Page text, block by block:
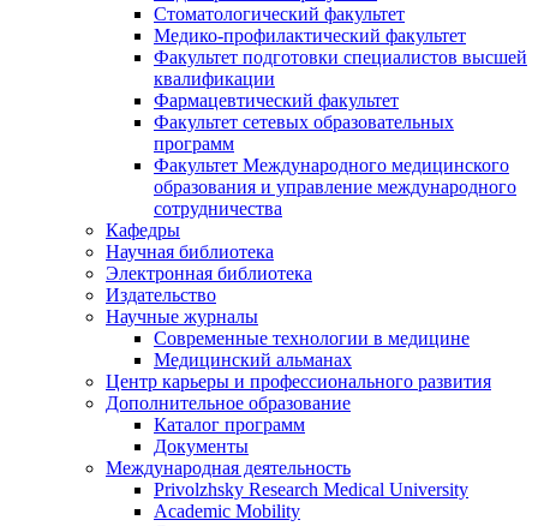
Стоматологический факультет
Медико-профилактический факультет
Факультет подготовки специалистов высшей
квалификации
Фармацевтический факультет
Факультет сетевых образовательных
программ
Факультет Международного медицинского
образования и управление международного
сотрудничества
Кафедры
Научная библиотека
Электронная библиотека
Издательство
Научные журналы
Современные технологии в медицине
Медицинский альманах
Центр карьеры и профессионального развития
Дополнительное образование
Каталог программ
Документы
Международная деятельность
Privolzhsky Research Medical University
Academic Mobility